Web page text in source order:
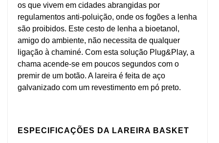
os que vivem em cidades abrangidas por
regulamentos anti-poluição, onde os fogões a lenha
são proibidos. Este cesto de lenha a bioetanol,
amigo do ambiente, não necessita de qualquer
ligação à chaminé. Com esta solução Plug&Play, a
chama acende-se em poucos segundos com o
premir de um botão. A lareira é feita de aço
galvanizado com um revestimento em pó preto.
ESPECIFICAÇÕES DA LAREIRA BASKET